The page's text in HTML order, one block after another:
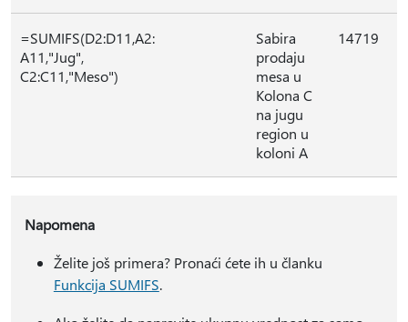
=SUMIFS(D2:D11,A2:
A11,"Jug",
C2:C11,"Meso")
Sabira
prodaju
mesa u
Kolona C
na jugu
region u
koloni A
14719
Napomena
Želite još primera? Pronaći ćete ih u članku
Funkcija SUMIFS.